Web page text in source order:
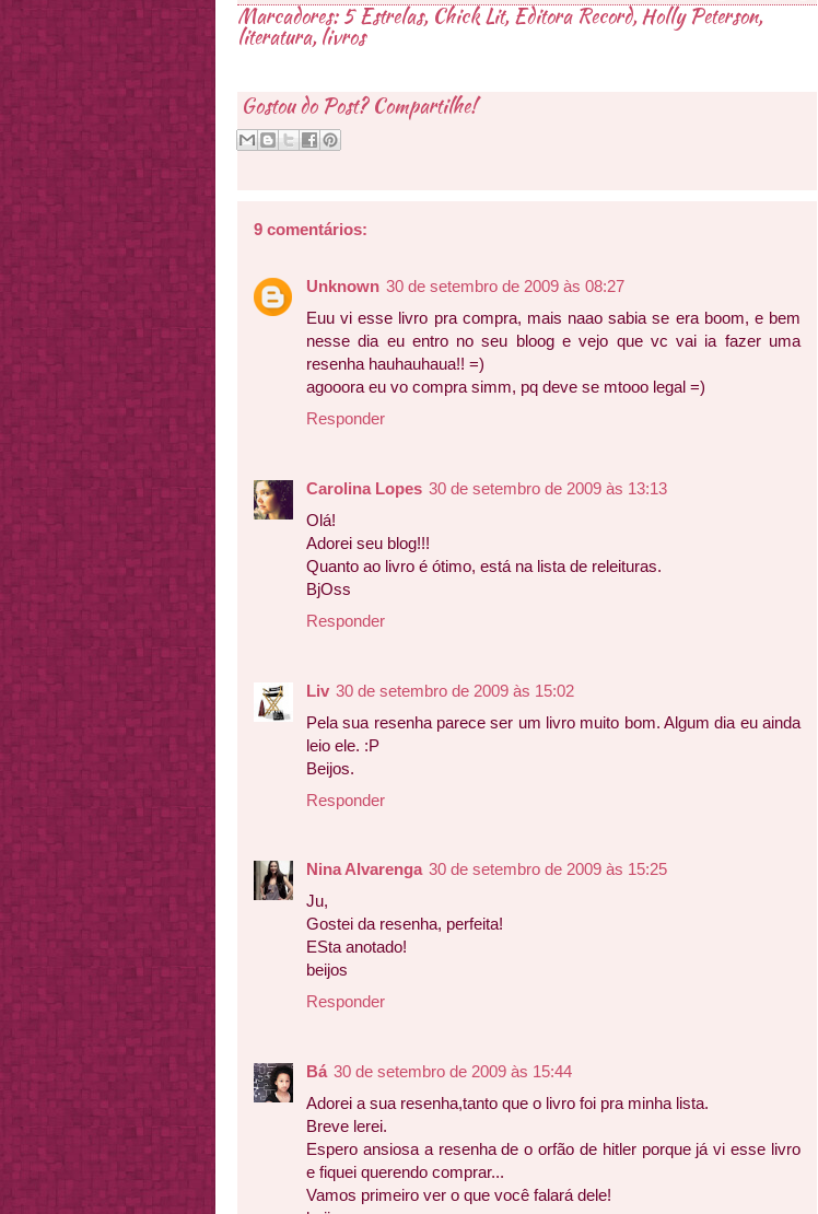
Marcadores:5 Estrelas, Chick Lit,Editora Record,Holly Peterson,
literatura,livros
Gostou do Post? Compartilhe!
9 comentários:
Unknown 30 de setembro de 2009 às 08:27
Euu vi esse livro pra compra, mais naao sabia se era boom, e bem
nesse dia eu entro no seu bloog e vejo que vc vai ia fazer uma
resenha hauhauhaua!! =)
agooora eu vo compra simm, pq deve se mtooo legal =)
Responder
Carolina Lopes 30 de setembro de 2009 às 13:13
Olá!
Adorei seu blog!!!
Quanto ao livro é ótimo, está na lista de releituras.
BjOss
Responder
Liv 30 de setembro de 2009 às 15:02
Pela sua resenha parece ser um livro muito bom. Algum dia eu ainda
leio ele. :P
Beijos.
Responder
Nina Alvarenga 30 de setembro de 2009 às 15:25
Ju,
Gostei da resenha, perfeita!
ESta anotado!
beijos
Responder
Bá 30 de setembro de 2009 às 15:44
Adorei a sua resenha,tanto que o livro foi pra minha lista.
Breve lerei.
Espero ansiosa a resenha de o orfão de hitler porque já vi esse livro
e fiquei querendo comprar...
Vamos primeiro ver o que você falará dele!